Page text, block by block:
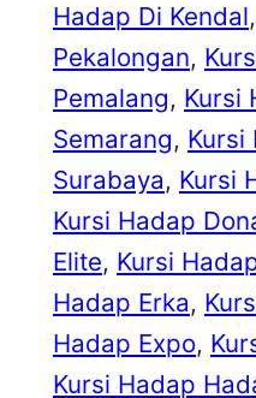
Hadap Di Kendal,
Pekalongan,
Pemalang, Kursi
Semarang, Kursi
Surabaya, Kursi
Kursi Hadap
Elite, Kursi
Hadap Erka,
Hadap Expo,
Kursi Hadap